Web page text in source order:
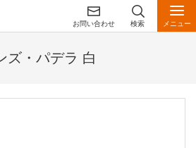
お問い合わせ 検索 メニュー
ズ・パデラ 白